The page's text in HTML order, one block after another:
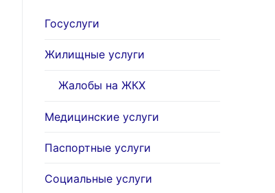
Госуслуги
Жилищные услуги
Жалобы на ЖКХ
Медицинские услуги
Паспортные услуги
Социальные услуги